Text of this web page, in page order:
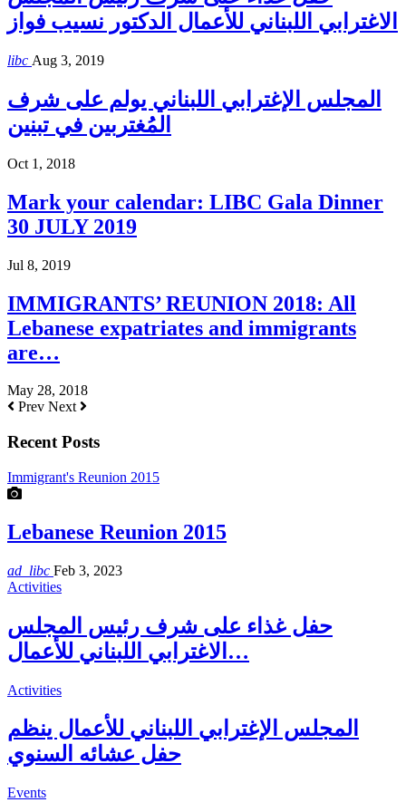
الاغترابي اللبناني للأعمال الدكتور نسيب فواز
libc Aug 3, 2019
المجلس الإغترابي اللبناني يولم على شرف
المُغتربين في تبنين
Oct 1, 2018
Mark your calendar: LIBC Gala Dinner
30 JULY 2019
Jul 8, 2019
IMMIGRANTS’ REUNION 2018: All
Lebanese expatriates and immigrants
are…
May 28, 2018
Prev Next
Recent Posts
Immigrant's Reunion 2015
Lebanese Reunion 2015
ad_libc Feb 3, 2023
Activities
حفل غذاء على شرف رئيس المجلس
الاغترابي اللبناني للأعمال…
Activities
المجلس الإغترابي اللبناني للأعمال ينظم
حفل عشائه السنوي
Events